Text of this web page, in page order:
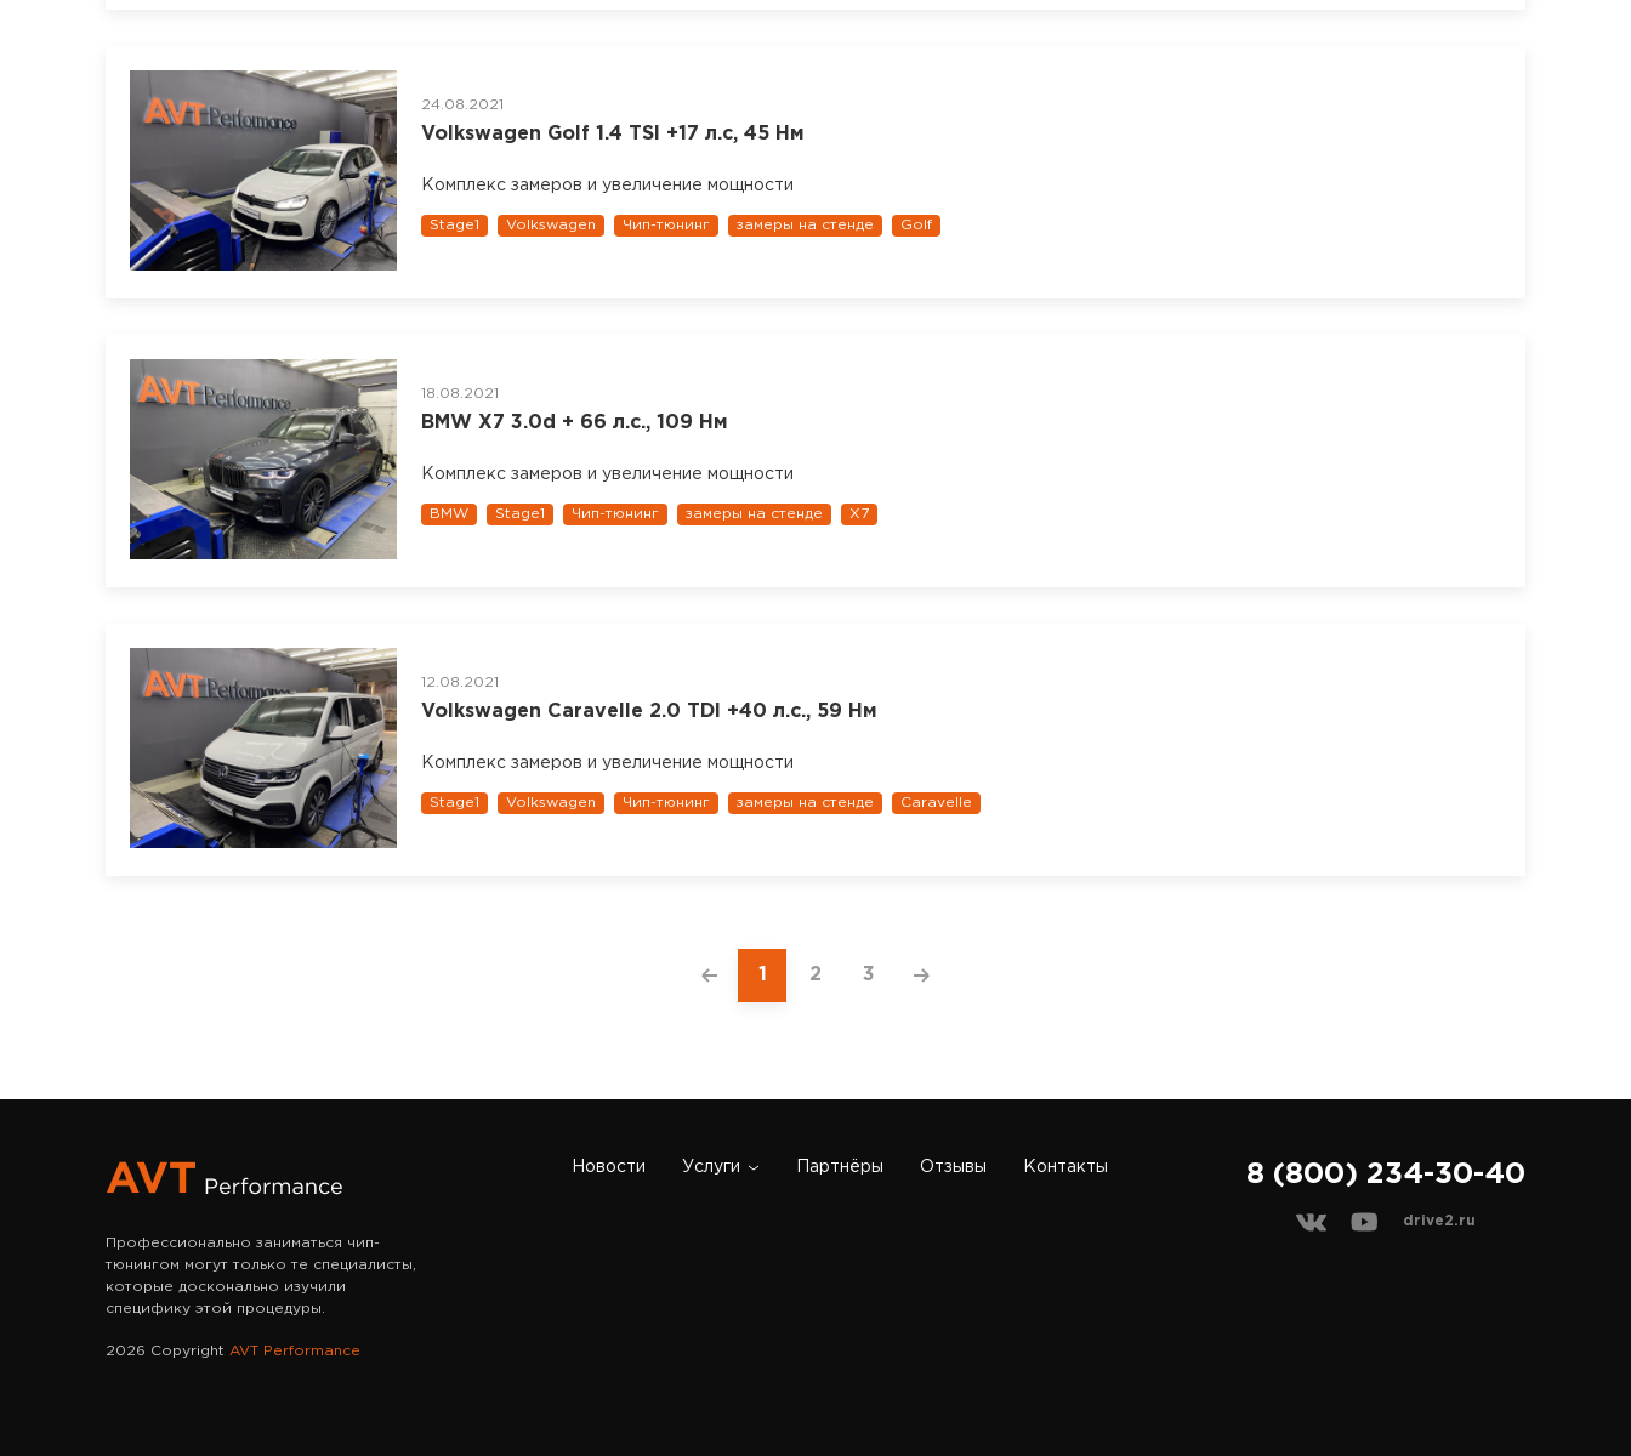
24.08.2021
Volkswagen Golf 1.4 TSI +17 л.с, 45 Нм
Комплекс замеров и увеличение мощности
Stage1 Volkswagen Чип-тюнинг замеры на стенде Golf
18.08.2021
BMW X7 3.0d + 66 л.с., 109 Нм
Комплекс замеров и увеличение мощности
BMW Stage1 Чип-тюнинг замеры на стенде X7
12.08.2021
Volkswagen Caravelle 2.0 TDI +40 л.с., 59 Нм
Комплекс замеров и увеличение мощности
Stage1 Volkswagen Чип-тюнинг замеры на стенде Caravelle
1 2 3
Профессионально заниматься чип-
тюнингом могут только те специалисты,
которые досконально изучили
специфику этой процедуры.
2026 Copyright AVT Performance
Новости Услуги Партнёры Отзывы Контакты 8 (800) 234-30-40
drive2.ru